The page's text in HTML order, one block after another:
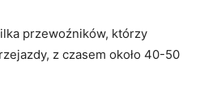
przewoźników, którzy
z czasem około 40-50